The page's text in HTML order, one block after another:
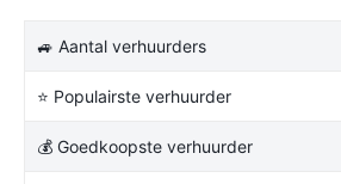
🚙 Aantal verhuurders
⭐ Populairste verhuurder
💰 Goedkoopste verhuurder